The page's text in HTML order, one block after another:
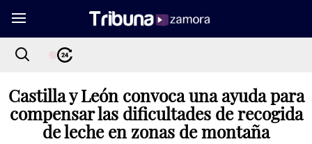
Castilla y León convoca una ayuda para
compensar las dificultades de recogida
de leche en zonas de montaña